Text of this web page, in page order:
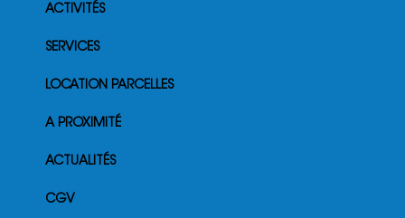
ACTIVITÉS
SERVICES
LOCATION PARCELLES
A PROXIMITÉ
ACTUALITÉS
CGV